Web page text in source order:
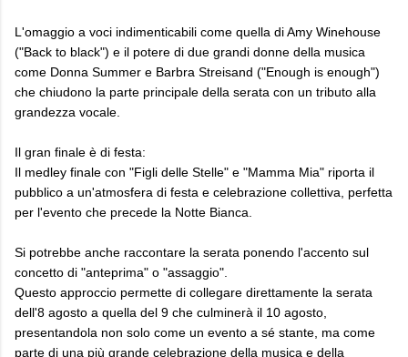
L'omaggio a voci indimenticabili come quella di Amy Winehouse
("Back to black") e il potere di due grandi donne della musica
come Donna Summer e Barbra Streisand ("Enough is enough")
che chiudono la parte principale della serata con un tributo alla
grandezza vocale.
Il gran finale è di festa:
Il medley finale con "Figli delle Stelle" e "Mamma Mia" riporta il
pubblico a un'atmosfera di festa e celebrazione collettiva, perfetta
per l'evento che precede la Notte Bianca.
Si potrebbe anche raccontare la serata ponendo l'accento sul
concetto di "anteprima" o "assaggio".
Questo approccio permette di collegare direttamente la serata
dell'8 agosto a quella del 9 che culminerà il 10 agosto,
presentandola non solo come un evento a sé stante, ma come
parte di una più grande celebrazione della musica e della